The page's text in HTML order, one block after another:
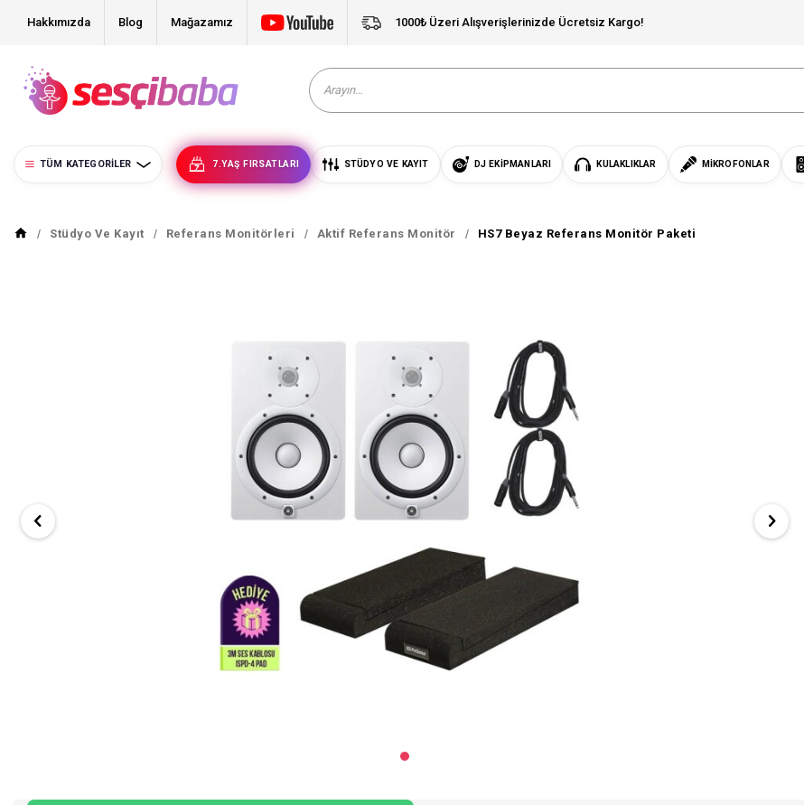
Hakkımızda Blog Mağazamız 1000₺ Üzeri Alışverişlerinizde Ücretsiz Kargo!
TÜM KATEGORILER 7.YAŞ FIRSATLARI STÜDYO VE KAYIT DJ EKIPMANLARI KULAKLIKLAR MIKROFONLAR
Stüdyo Ve Kayıt Referans Monitörleri Aktif Referans Monitör HS7 Beyaz Referans Monitör Paketi